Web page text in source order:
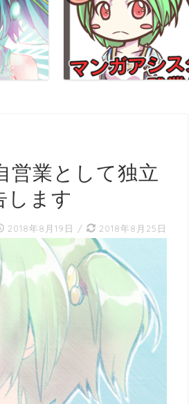
営業として独立
します
2018年8月19日 / 2018年8月25日